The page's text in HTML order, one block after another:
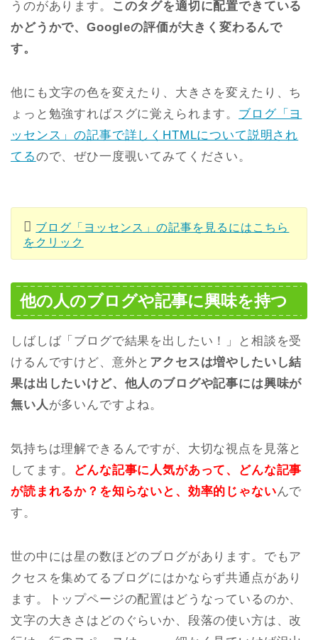
うのがあります。
このタグを適切に配置できている
かどうかで、Googleの評価が大きく変わるんで
す。
他にも文字の色を変えたり、大きさを変えたり、ち
ょっと勉強すればスグに覚えられます。 ブログ「ヨ
ッセンス」の記事で詳しくHTMLについて説明され
てるので、ぜひ一度覗いてみてください。
ブログ「ヨッセンス」の記事を見るにはこちら
をクリック
他の人のブログや記事に興味を持つ
しばしば「ブログで結果を出したい！」と相談を受
けるんですけど、意外と アクセスは増やしたいし結
果は出したいけど、他人のブログや記事には興味が
無い人 が多いんですよね。
気持ちは理解できるんですが、大切な視点を見落と
してます。 どんな記事に人気があって、どんな記事
が読まれるか？を知らないと、効率的じゃないんで
す。
世の中には星の数ほどのブログがあります。でもア
クセスを集めてるブログにはかならず共通点があり
ます。トップページの配置はどうなっているのか、
文字の大きさはどのぐらいか、段落の使い方は、改